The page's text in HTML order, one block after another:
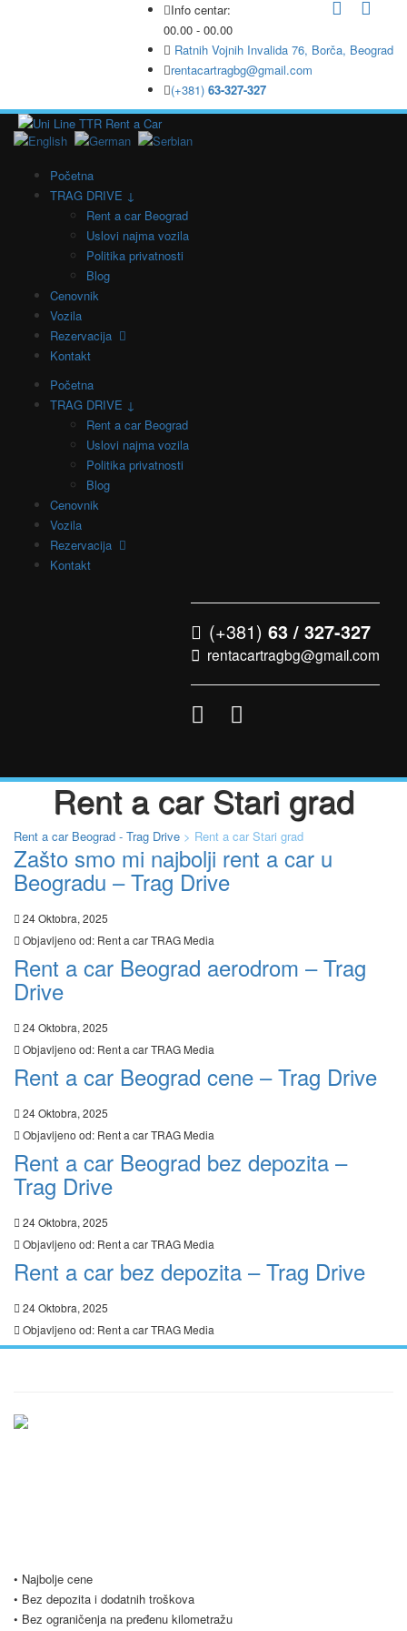
Info centar:
00.00 - 00.00
Ratnih Vojnih Invalida 76, Borča, Beograd
rentacartragbg@gmail.com
(+381) 63-327-327
Početna
TRAG DRIVE ↓
Rent a car Beograd
Uslovi najma vozila
Politika privatnosti
Blog
Cenovnik
Vozila
Rezervacija
Kontakt
Početna
TRAG DRIVE ↓
Rent a car Beograd
Uslovi najma vozila
Politika privatnosti
Blog
Cenovnik
Vozila
Rezervacija
Kontakt
(+381) 63 / 327-327
rentacartragbg@gmail.com
Rent a car Stari grad
Rent a car Beograd - Trag Drive > Rent a car Stari grad
Zašto smo mi najbolji rent a car u
Beogradu – Trag Drive
24 Oktobra, 2025
Objavljeno od: Rent a car TRAG Media
Rent a car Beograd aerodrom – Trag
Drive
24 Oktobra, 2025
Objavljeno od: Rent a car TRAG Media
Rent a car Beograd cene – Trag Drive
24 Oktobra, 2025
Objavljeno od: Rent a car TRAG Media
Rent a car Beograd bez depozita –
Trag Drive
24 Oktobra, 2025
Objavljeno od: Rent a car TRAG Media
Rent a car bez depozita – Trag Drive
24 Oktobra, 2025
Objavljeno od: Rent a car TRAG Media
Ukratko / O Nama
• Najbolje cene
• Bez depozita i dodatnih troškova
• Bez ograničenja na pređenu kilometražu